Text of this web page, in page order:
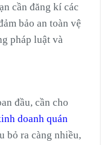
cần đăng kí các
bảo an toàn vệ
pháp luật và
đầu, cần cho
doanh quán
bỏ ra càng nhiều,